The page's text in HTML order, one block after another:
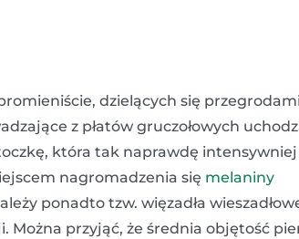
dzielących się
z płatów gruczołowych
która tak naprawdę intensywniej
nagromadzenia się melaniny
ponadto tzw. więzadła
Można przyjąć, że średnia objętość